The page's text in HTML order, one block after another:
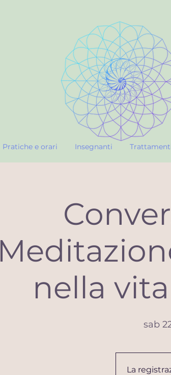
Pratiche e orari Insegnanti
nella
sab
La